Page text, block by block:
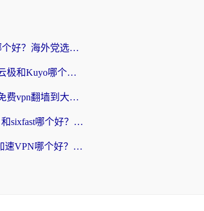
斧牛和ToCN哪个好？海外党选回国加速器的避坑指南（附免费工具推荐）
海外党必看：云极和Kuyo哪个好？3招选对回国加速器，无缝刷国内资源
海外党必看：免费vpn翻墙到大陆？别踩坑！教你选对回国加速器无缝追剧玩游戏
Malus好用吗？和sixfast哪个好？海外华人亲测3款热门回国加速器，附排名指南
ChickCN和爱加速VPN哪个好？海外党亲测3款回国加速器，这一款才是无缝访问国内资源的最优解